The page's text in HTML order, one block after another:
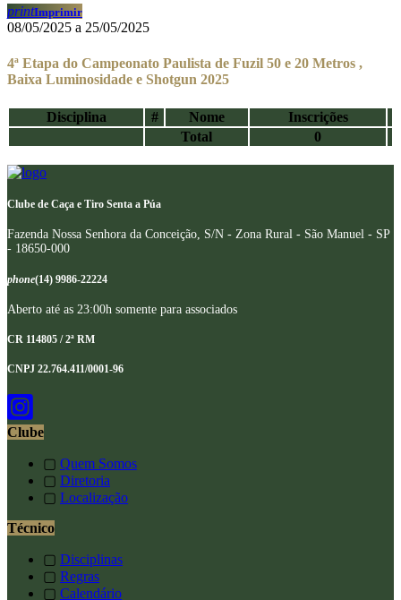
printImprimir
08/05/2025 a 25/05/2025
4ª Etapa do Campeonato Paulista de Fuzil 50 e 20 Metros ,
Baixa Luminosidade e Shotgun 2025
Disciplina # Nome
Inscrições
Total
0
Clube de Caça e Tiro Senta a Púa
Fazenda Nossa Senhora da Conceição, S/N - Zona Rural - São Manuel - SP
- 18650-000
phone(14) 9986-22224
Aberto até as 23:00h somente para associados
CR 114805 / 2ª RM
CNPJ 22.764.411/0001-96
Clube
▢ Quem Somos
▢ Diretoria
▢ Localização
Técnico
▢ Disciplinas
▢ Regras
▢ Calendário